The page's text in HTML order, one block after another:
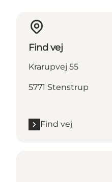
Find vej
Krarupvej 55
5771 Stenstrup
Find vej